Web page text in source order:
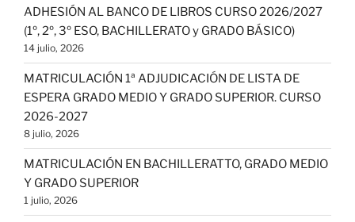
ADHESIÓN AL BANCO DE LIBROS CURSO 2026/2027
(1º, 2º, 3º ESO, BACHILLERATO y GRADO BÁSICO)
14 julio, 2026
MATRICULACIÓN 1ª ADJUDICACIÓN DE LISTA DE
ESPERA GRADO MEDIO Y GRADO SUPERIOR. CURSO
2026-2027
8 julio, 2026
MATRICULACIÓN EN BACHILLERATTO, GRADO MEDIO
Y GRADO SUPERIOR
1 julio, 2026